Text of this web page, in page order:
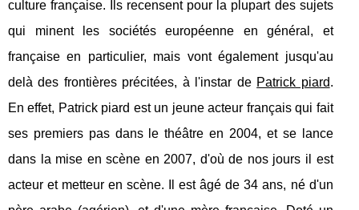
culture française. Ils recensent pour la plupart des sujets
qui minent les sociétés européenne en général, et
française en particulier, mais vont également jusqu'au
delà des frontières précitées, à l'instar de Patrick piard.
En effet, Patrick piard est un jeune acteur français qui fait
ses premiers pas dans le théâtre en 2004, et se lance
dans la mise en scène en 2007, d'où de nos jours il est
acteur et metteur en scène. Il est âgé de 34 ans, né d'un